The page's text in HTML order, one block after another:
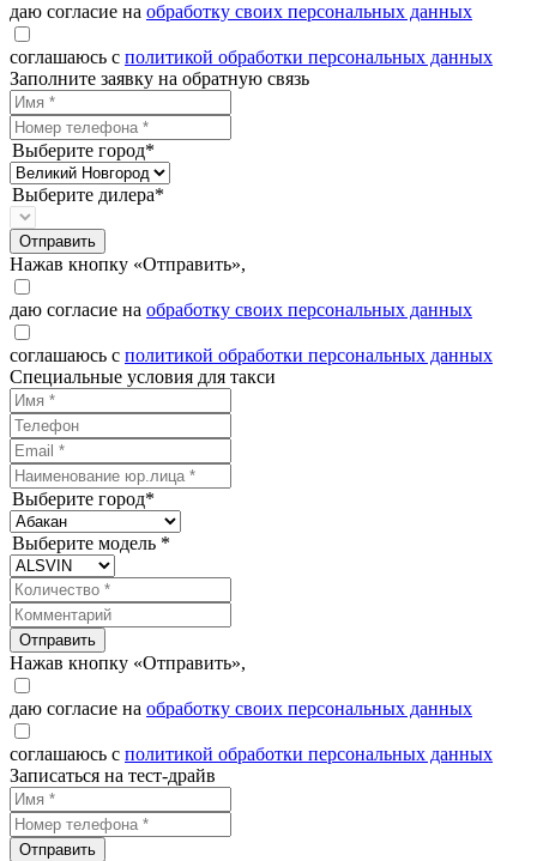
даю согласие на обработку своих персональных данных
соглашаюсь с политикой обработки персональных данных
Заполните заявку на обратную связь
Выберите город*
Выберите дилера*
Отправить
Нажав кнопку «Отправить»,
даю согласие на обработку своих персональных данных
соглашаюсь с политикой обработки персональных данных
Специальные условия для такси
Выберите город*
Выберите модель *
Отправить
Нажав кнопку «Отправить»,
даю согласие на обработку своих персональных данных
соглашаюсь с политикой обработки персональных данных
Записаться на тест-драйв
Отправить